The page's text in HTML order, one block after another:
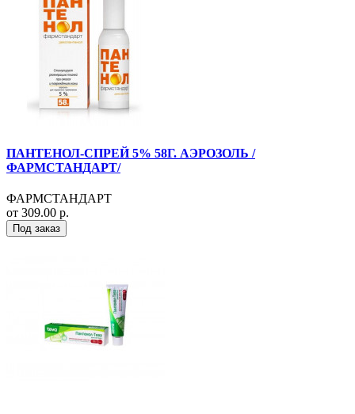
ПАНТЕНОЛ-СПРЕЙ 5% 58Г. АЭРОЗОЛЬ /
ФАРМСТАНДАРТ/
ФАРМСТАНДАРТ
от 309.00 р.
Под заказ